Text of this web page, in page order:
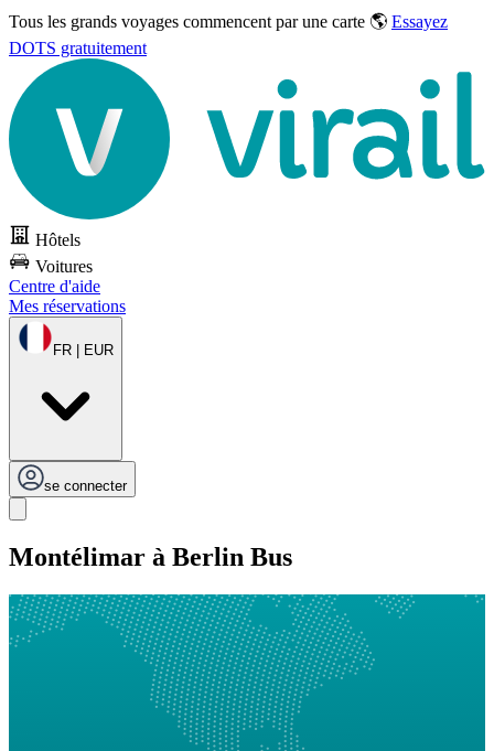
Tous les grands voyages commencent par une carte 🌎 Essayez
DOTS gratuitement
Hôtels
Voitures
Centre d'aide
Mes réservations
FR | EUR
se connecter
Montélimar à Berlin Bus